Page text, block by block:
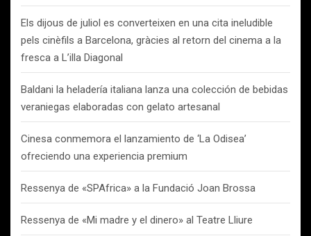
Els dijous de juliol es converteixen en una cita ineludible
pels cinèfils a Barcelona, gràcies al retorn del cinema a la
fresca a L’illa Diagonal
Baldani la heladería italiana lanza una colección de bebidas
veraniegas elaboradas con gelato artesanal
Cinesa conmemora el lanzamiento de ‘La Odisea’
ofreciendo una experiencia premium
Ressenya de «SPAfrica» a la Fundació Joan Brossa
Ressenya de «Mi madre y el dinero» al Teatre Lliure